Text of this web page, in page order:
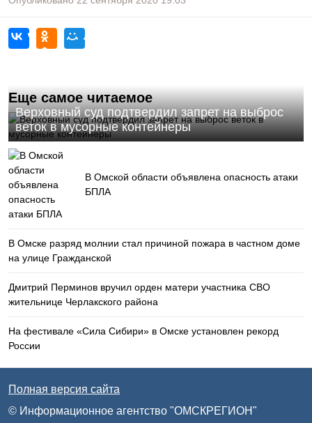
Еще самое читаемое
Верховный суд подтвердил запрет на выброс
веток в мусорные контейнеры
В Омской области объявлена опасность атаки
БПЛА
В Омске разряд молнии стал причиной пожара в частном доме
на улице Гражданской
Дмитрий Перминов вручил орден матери участника СВО
жительнице Черлакского района
На фестивале «Сила Сибири» в Омске установлен рекорд
России
Полная версия сайта
© Информационное агентство "ОМСКРЕГИОН"